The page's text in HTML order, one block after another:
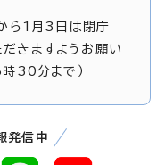
ら1月3日は閉庁
きますようお願い
時30分まで）
発信中